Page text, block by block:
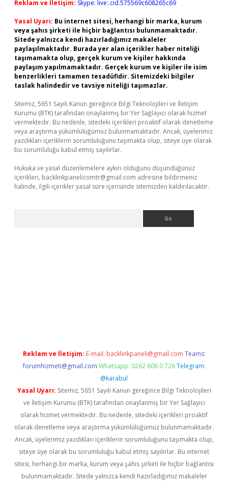
Reklam ve İletişim: Skype: live:.cid.575569c608265c69
Yasal Uyarı: Bu internet sitesi, herhangi bir marka, kurum
veya şahıs şirketi ile hiçbir bağlantısı bulunmamaktadır.
Sitede yalnızca kendi hazırladığımız makaleler
paylaşılmaktadır. Burada yer alan içerikler haber niteliği
taşımamakta olup, gerçek kurum ve kişiler hakkında
paylaşım yapılmamaktadır. Gerçek kurum ve kişiler ile isim
benzerlikleri tamamen tesadüfidir. Sitemizdeki bilgiler
taslak halindedir ve tavsiye niteliği taşımazlar.
Sitemiz, 5651 Sayılı Kanun gereğince Bilgi Teknolojileri ve İletişim
Kurumu (BTK) tarafından onaylanmış bir Yer Sağlayıcı olarak hizmet
vermektedir. Bu nedenle, sitedeki içerikleri proaktif olarak denetleme
veya araştırma yükümlülüğümüz bulunmamaktadır. Ancak, üyelerimiz
yazdıkları içeriklerin sorumluluğunu taşımakta olup, siteye üye olarak
bu sorumluluğu kabul etmiş sayılırlar.
Hukuka ve yasal düzenlemelere aykırı olduğunu düşündüğünüz
içerikleri, backlinkpanelicomtr@gmail.com adresine bildirmeniz
halinde, ilgili içerikler yasal süre içerisinde sitemizden kaldırılacaktır.
Reklam ve İletişim: E-mail: backlinkpaneli@gmail.com Teams:
forumhizmeti@gmail.com Whatsapp: 0262 606 0 726 Telegram:
@karabul
Yasal Uyarı: Sitemiz, 5651 Sayılı Kanun gereğince Bilgi Teknolojileri
ve İletişim Kurumu (BTK) tarafından onaylanmış bir Yer Sağlayıcı
olarak hizmet vermektedir. Bu nedenle, sitedeki içerikleri proaktif
olarak denetleme veya araştırma yükümlülüğümüz bulunmamaktadır.
Ancak, üyelerimiz yazdıkları içeriklerin sorumluluğunu taşımakta olup,
siteye üye olarak bu sorumluluğu kabul etmiş sayılırlar. Bu internet
sitesi, herhangi bir marka, kurum veya şahıs şirketi ile hiçbir bağlantısı
bulunmamaktadır. Sitede yalnızca kendi hazırladığımız makaleler